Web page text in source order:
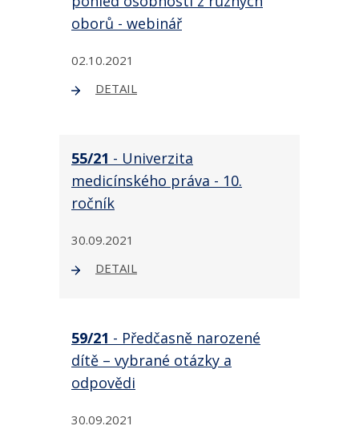
oborů - webinář
02.10.2021
DETAIL
55/21 - Univerzita
medicínského práva - 10.
ročník
30.09.2021
DETAIL
59/21 - Předčasně narozené
dítě – vybrané otázky a
odpovědi
30.09.2021